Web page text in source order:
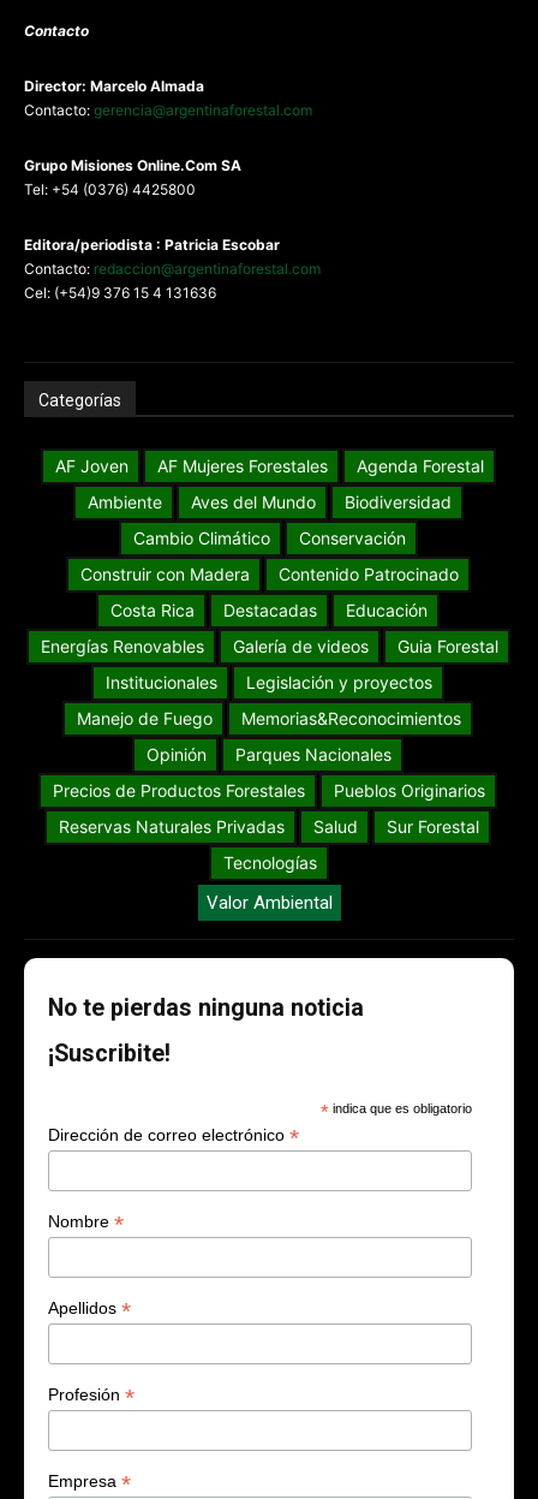
Contacto
Director: Marcelo Almada
Contacto: gerencia@argentinaforestal.com
Grupo Misiones Online.Com SA
Tel: +54 (0376) 4425800
Editora/periodista : Patricia Escobar
Contacto: redaccion@argentinaforestal.com
Cel: (+54)9 376 15 4 131636
Categorías
AF Joven AF Mujeres Forestales
Agenda Forestal
Ambiente
Aves del Mundo
Biodiversidad
Cambio Climático
Conservación
Construir con Madera
Contenido Patrocinado
Costa Rica
Destacadas
Educación
Energías Renovables
Galería de videos
Guia Forestal
Institucionales
Legislación y proyectos
Manejo de Fuego
Memorias&Reconocimientos
Opinión
Parques Nacionales
Precios de Productos Forestales
Pueblos Originarios
Reservas Naturales Privadas
Salud
Sur Forestal
Tecnologías
Valor Ambiental
No te pierdas ninguna noticia
¡Suscribite!
* indica que es obligatorio
Dirección de correo electrónico *
Nombre *
Apellidos *
Profesión *
Empresa *